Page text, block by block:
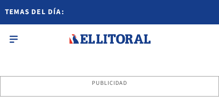
TEMAS DEL DÍA:
PUBLICIDAD